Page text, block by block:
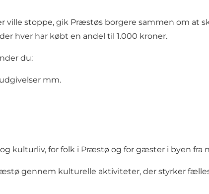
stoppe, gik Præstøs borgere sammen om at
hver har købt en andel til 1.000 kroner.
du:
mm.
kulturliv, for folk i Præstø og for gæster i byen fra
gennem kulturelle aktiviteter, der styrker